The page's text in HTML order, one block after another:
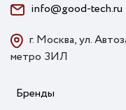
info@good-tech.ru
г. Москва, ул.
метро ЗИЛ
Бренды